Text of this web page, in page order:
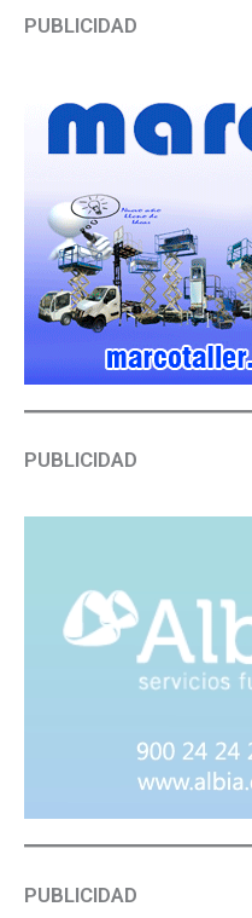
PUBLICIDAD
PUBLICIDAD
PUBLICIDAD